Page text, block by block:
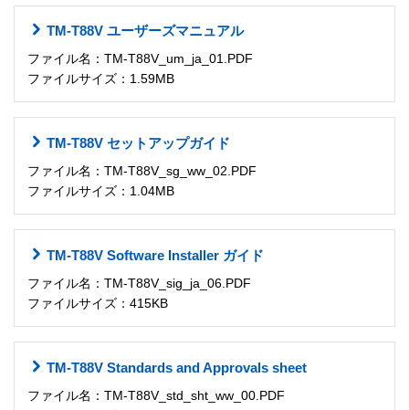
TM-T88V ユーザーズマニュアル
ファイル名：TM-T88V_um_ja_01.PDF
ファイルサイズ：1.59MB
TM-T88V セットアップガイド
ファイル名：TM-T88V_sg_ww_02.PDF
ファイルサイズ：1.04MB
TM-T88V Software Installer ガイド
ファイル名：TM-T88V_sig_ja_06.PDF
ファイルサイズ：415KB
TM-T88V Standards and Approvals sheet
ファイル名：TM-T88V_std_sht_ww_00.PDF